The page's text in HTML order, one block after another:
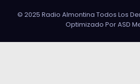
© 2025 Radio Almontina Todos Los
Optimizado PorASD